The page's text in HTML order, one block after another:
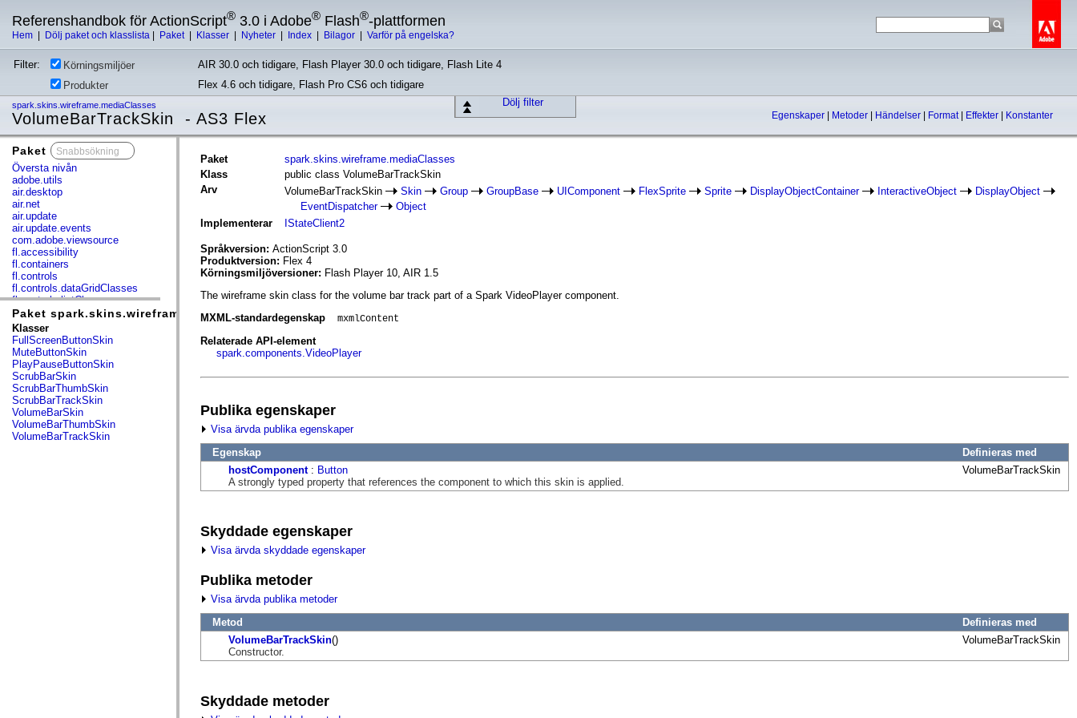
Referenshandbok för ActionScript® 3.0 i Adobe® Flash®-plattformen
Hem Dölj paket och klasslista Paket Klasser Nyheter Index Bilagor Varför på engelska?
Filter: Körningsmiljöer
AIR 30.0 och tidigare, Flash Player 30.0 och tidigare, Flash Lite 4
Produkter
Flex 4.6 och tidigare, Flash Pro CS6 och tidigare
Dölj filter
spark.skins.wireframe.mediaClasses
VolumeBarTrackSkin - AS3 Flex Egenskaper Metoder Händelser Format Effekter Konstanter
Paket
Översta nivån
adobe.utils
air.desktop
air.net
air.update
air.update.events
com.adobe.viewsource
fl.accessibility
fl.containers
fl.controls
fl.controls.dataGridClasses
fl.controls.listClasses
fl.controls.progressBarClasses
fl.core
fl.data
fl.display
fl.events
fl.ik
fl.lang
fl.livepreview
fl.managers
fl.motion
fl.motion.easing
Paket spark.skins.wireframe.mediaClasses
Klasser
FullScreenButtonSkin
MuteButtonSkin
PlayPauseButtonSkin
ScrubBarSkin
ScrubBarThumbSkin
ScrubBarTrackSkin
VolumeBarSkin
VolumeBarThumbSkin
VolumeBarTrackSkin
Paket
spark.skins.wireframe.mediaClasses
Klass
public class VolumeBarTrackSkin
Arv
VolumeBarTrackSkin Skin Group GroupBase UIComponent FlexSprite Sprite DisplayObjectContainer InteractiveObject
DisplayObject
EventDispatcher
Object
Implementerar
IStateClient2
Språkversion: ActionScript 3.0
Produktversion: Flex 4
Körningsmiljöversioner: Flash Player 10, AIR 1.5
The wireframe skin class for the volume bar track part of a Spark VideoPlayer component.
MXML-standardegenskap
mxmlContent
Relaterade API-element
spark.components.VideoPlayer
Publika egenskaper
Visa ärvda publika egenskaper
Egenskap
Definieras med
hostComponent: Button
A strongly typed property that references the component to which this skin is applied.
VolumeBarTrackSkin
Skyddade egenskaper
Visa ärvda skyddade egenskaper
Publika metoder
Visa ärvda publika metoder
Metod
Definieras med
VolumeBarTrackSkin()
Constructor.
VolumeBarTrackSkin
Skyddade metoder